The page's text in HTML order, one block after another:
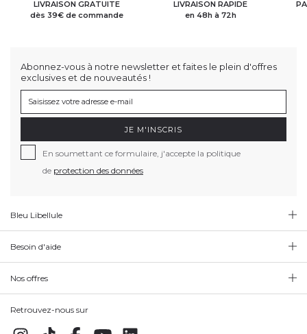
LIVRAISON GRATUITE
dès 39€ de commande
LIVRAISON RAPIDE
en 48h à 72h
Abonnez-vous à notre newsletter et faites le plein d'offres
exclusives et de nouveautés !
JE M'INSCRIS
En soumettant ce formulaire, j'accepte la politique
de protection des données
Bleu Libellule
Besoin d'aide
Nos offres
Retrouvez-nous sur